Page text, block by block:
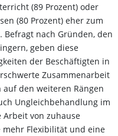
(89 Prozent) oder
(80 Prozent) eher zum
Befragt nach Gründen, den
geben diese
der Beschäftigten in
Zusammenarbeit
den weiteren Rängen
Ungleichbehandlung im
von zuhause
mehr Flexibilität und eine